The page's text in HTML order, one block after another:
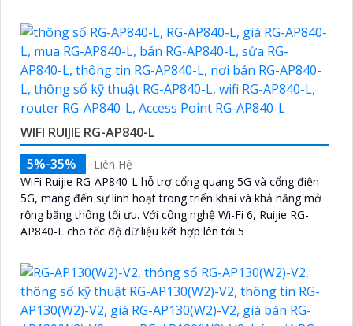
WIFI RUIJIE RG-AP840-L
5%-35%
Liên Hệ
WiFi Ruijie RG-AP840-L hỗ trợ cổng quang 5G và cổng điện
5G, mang đến sự linh hoạt trong triển khai và khả năng mở
rộng băng thông tối ưu. Với công nghệ Wi-Fi 6, Ruijie RG-
AP840-L cho tốc độ dữ liệu kết hợp lên tới 5